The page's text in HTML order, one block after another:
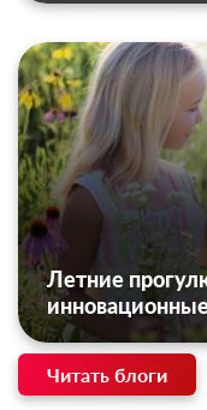
Летние
Читать блоги